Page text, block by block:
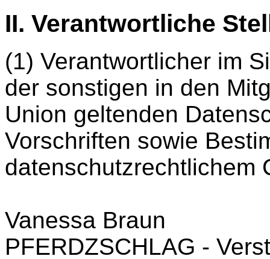
II. Verantwortliche
(1) Verantwortlicher im
der sonstigen in den
Union geltenden
Vorschriften sowie
datenschutzrechtlichem
Vanessa Braun
PFERDZSCHLAG -